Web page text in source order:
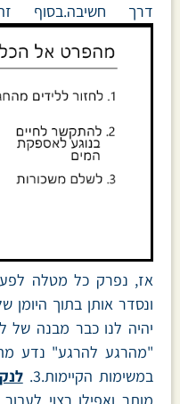
דרך חשיבה.בסוף
אז, נפרק כל מטלה
ונסדר אותן בתוך היומן
יהיה לנו כבר מבנה של
"מהרגע להרגע" נדע
במשימות הקיימות.3.